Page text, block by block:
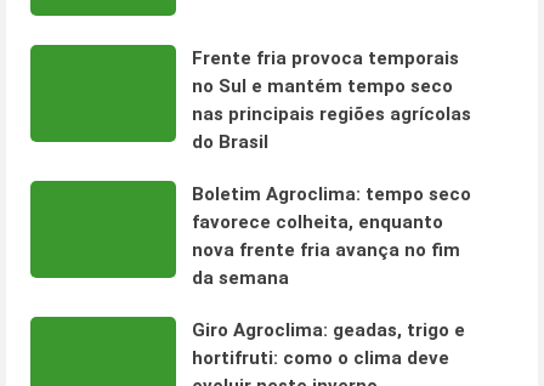
Frente fria provoca temporais
no Sul e mantém tempo seco
nas principais regiões agrícolas
do Brasil
Boletim Agroclima: tempo seco
favorece colheita, enquanto
nova frente fria avança no fim
da semana
Giro Agroclima: geadas, trigo e
hortifruti: como o clima deve